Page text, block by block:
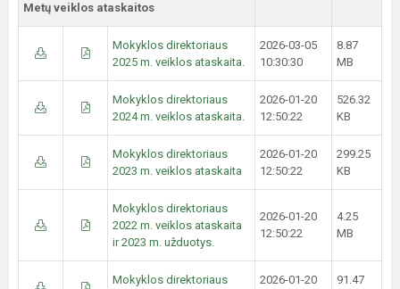
Metų veiklos ataskaitos
Mokyklos direktoriaus
2025 m. veiklos ataskaita.
2026-03-05
10:30:30
8.87
MB
Mokyklos direktoriaus
2024 m. veiklos ataskaita.
2026-01-20
12:50:22
526.32
KB
Mokyklos direktoriaus
2023 m. veiklos ataskaita
2026-01-20
12:50:22
299.25
KB
Mokyklos direktoriaus
2022 m. veiklos ataskaita
ir 2023 m. užduotys.
2026-01-20
12:50:22
4.25
MB
Mokyklos direktoriaus
2026-01-20
91.47